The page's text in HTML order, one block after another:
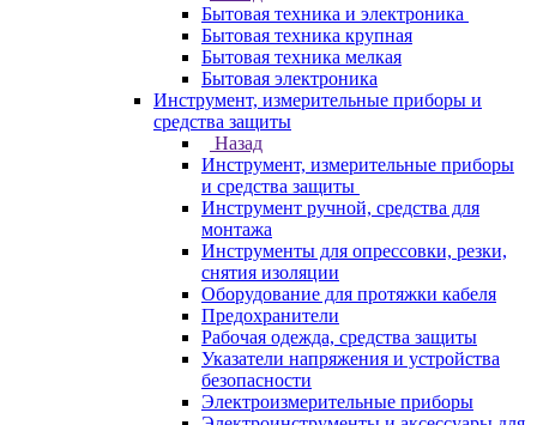
Бытовая техника и электроника
Бытовая техника крупная
Бытовая техника мелкая
Бытовая электроника
Инструмент, измерительные приборы и
средства защиты
Назад
Инструмент, измерительные приборы
и средства защиты
Инструмент ручной, средства для
монтажа
Инструменты для опрессовки, резки,
снятия изоляции
Оборудование для протяжки кабеля
Предохранители
Рабочая одежда, средства защиты
Указатели напряжения и устройства
безопасности
Электроизмерительные приборы